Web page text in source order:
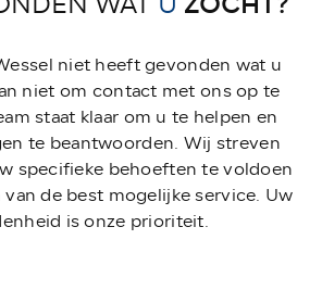
niet heeft gevonden wat u
niet om contact met ons op te
staat klaar om u te helpen en
te beantwoorden. Wij streven
specifieke behoeften te voldoen
de best mogelijke service. Uw
is onze prioriteit.